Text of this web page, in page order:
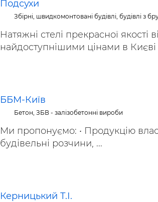
Подсухи
Збірні, швидкомонтовані будівлі, будівлі з
Натяжні стелі прекрасної якості
найдоступнішими цінами в Києві
ББМ-Київ
Бетон, ЗБВ - залізобетонні вироби
Ми пропонуємо: • Продукцію
будівельні розчини, ...
Керницький Т.І.